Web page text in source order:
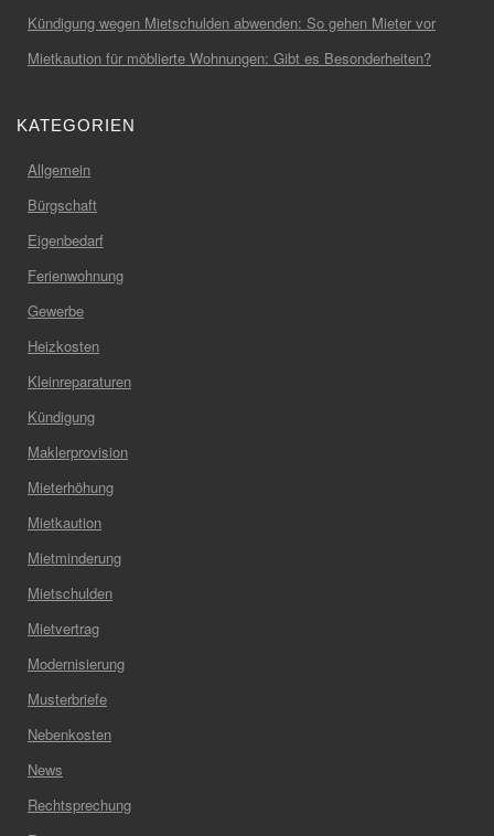
Kündigung wegen Mietschulden abwenden: So gehen Mieter vor
Mietkaution für möblierte Wohnungen: Gibt es Besonderheiten?
KATEGORIEN
Allgemein
Bürgschaft
Eigenbedarf
Ferienwohnung
Gewerbe
Heizkosten
Kleinreparaturen
Kündigung
Maklerprovision
Mieterhöhung
Mietkaution
Mietminderung
Mietschulden
Mietvertrag
Modernisierung
Musterbriefe
Nebenkosten
News
Rechtsprechung